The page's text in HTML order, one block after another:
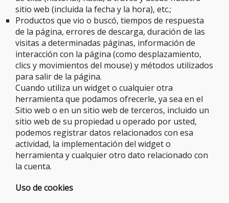
sitio web (incluida la fecha y la hora), etc.;
Productos que vio o buscó, tiempos de respuesta
de la página, errores de descarga, duración de las
visitas a determinadas páginas, información de
interacción con la página (como desplazamiento,
clics y movimientos del mouse) y métodos utilizados
para salir de la página.
Cuando utiliza un widget o cualquier otra
herramienta que podamos ofrecerle, ya sea en el
Sitio web o en un sitio web de terceros, incluido un
sitio web de su propiedad u operado por usted,
podemos registrar datos relacionados con esa
actividad, la implementación del widget o
herramienta y cualquier otro dato relacionado con
la cuenta.
Uso de cookies